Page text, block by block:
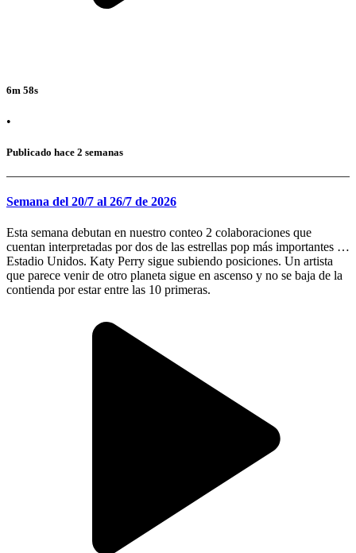
6m 58s
•
Publicado hace 2 semanas
Semana del 20/7 al 26/7 de 2026
Esta semana debutan en nuestro conteo 2 colaboraciones que
cuentan interpretadas por dos de las estrellas pop más importantes de
Estadio Unidos. Katy Perry sigue subiendo posiciones. Un artista
que parece venir de otro planeta sigue en ascenso y no se baja de la
contienda por estar entre las 10 primeras.